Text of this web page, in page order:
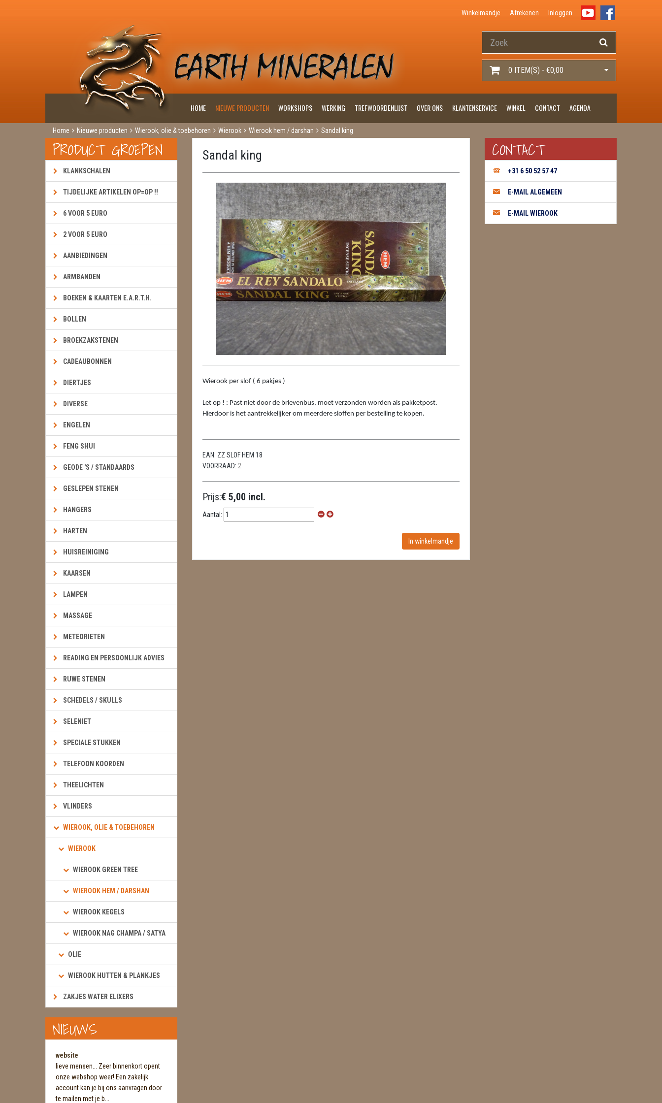
Winkelmandje Afrekenen Inloggen
0 ITEM(S) - €0,00
HOME NIEUWE PRODUCTEN WORKSHOPS WERKING TREFWOORDENLIJST OVER ONS KLANTENSERVICE WINKEL CONTACT AGENDA
Home Nieuwe producten Wierook, olie & toebehoren Wierook Wierook hem / darshan Sandal king
PRODUCT GROEPEN
KLANKSCHALEN
TIJDELIJKE ARTIKELEN OP=OP !!
6 VOOR 5 EURO
2 VOOR 5 EURO
AANBIEDINGEN
ARMBANDEN
BOEKEN & KAARTEN E.A.R.T.H.
BOLLEN
BROEKZAKSTENEN
CADEAUBONNEN
DIERTJES
DIVERSE
ENGELEN
FENG SHUI
GEODE 'S / STANDAARDS
GESLEPEN STENEN
HANGERS
HARTEN
HUISREINIGING
KAARSEN
LAMPEN
MASSAGE
METEORIETEN
READING EN PERSOONLIJK ADVIES
RUWE STENEN
SCHEDELS / SKULLS
SELENIET
SPECIALE STUKKEN
TELEFOON KOORDEN
THEELICHTEN
VLINDERS
WIEROOK, OLIE & TOEBEHOREN
WIEROOK
WIEROOK GREEN TREE
WIEROOK HEM / DARSHAN
WIEROOK KEGELS
WIEROOK NAG CHAMPA / SATYA
OLIE
WIEROOK HUTTEN & PLANKJES
ZAKJES WATER ELIXERS
NIEUWS
website
lieve mensen... Zeer binnenkort opent
onze webshop weer! Een zakelijk
account kan je bij ons aanvragen door
te mailen met je b...
Sandal king
Wierook per slof ( 6 pakjes )
Let op ! : Past niet door de brievenbus, moet verzonden worden als pakketpost.
Hierdoor is het aantrekkelijker om meerdere sloffen per bestelling te kopen.
EAN: ZZ SLOF HEM 18
VOORRAAD: 2
Prijs:€ 5,00 incl.
Aantal:
CONTACT
+31 6 50 52 57 47
E-MAIL ALGEMEEN
E-MAIL WIEROOK